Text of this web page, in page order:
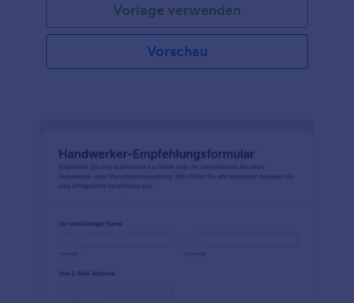
Vorlage verwenden
Vorschau